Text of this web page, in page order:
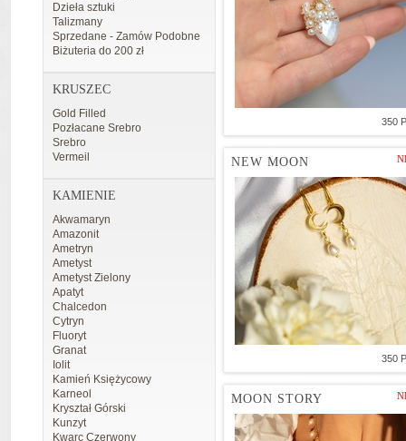
Dzieła sztuki
Talizmany
Sprzedane - Zamów Podobne
Biżuteria do 200 zł
KRUSZEC
Gold Filled
Pozłacane Srebro
Srebro
Vermeil
KAMIENIE
Akwamaryn
Amazonit
Ametryn
Ametyst
Ametyst Zielony
Apatyt
Chalcedon
Cytryn
Fluoryt
Granat
Iolit
Kamień Księżycowy
Karneol
Kryształ Górski
Kunzyt
Kwarc Czerwony
350
NEW MOON
350
MOON STORY